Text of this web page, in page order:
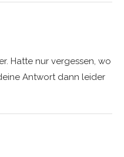
Hatte nur vergessen, wo
Antwort dann leider